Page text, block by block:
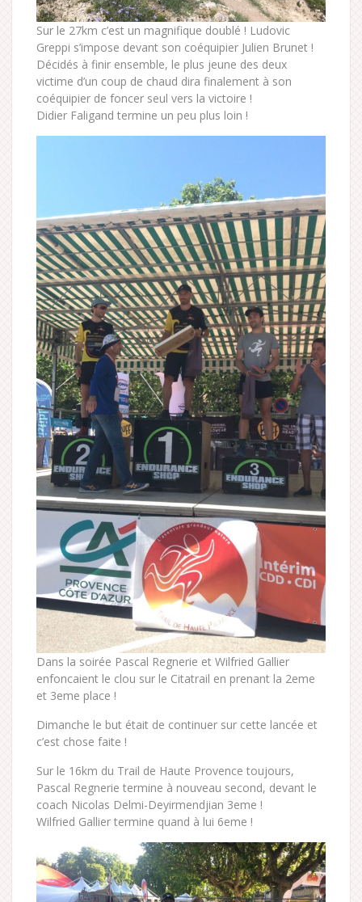
Sur le 27km c’est un magnifique doublé ! Ludovic
Greppi s’impose devant son coéquipier Julien Brunet !
Décidés à finir ensemble, le plus jeune des deux
victime d’un coup de chaud dira finalement à son
coéquipier de foncer seul vers la victoire !
Didier Faligand termine un peu plus loin !
Dans la soirée Pascal Regnerie et Wilfried Gallier
enfoncaient le clou sur le Citatrail en prenant la 2eme
et 3eme place !
Dimanche le but était de continuer sur cette lancée et
c’est chose faite !
Sur le 16km du Trail de Haute Provence toujours,
Pascal Regnerie termine à nouveau second, devant le
coach Nicolas Delmi-Deyirmendjian 3eme !
Wilfried Gallier termine quand à lui 6eme !